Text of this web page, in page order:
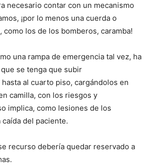
necesario contar con un mecanismo
¡por lo menos una cuerda o
como los de los bomberos, caramba!
una rampa de emergencia tal vez, ha
se tenga que subir
al cuarto piso, cargándolos en
camilla, con los riesgos y
implica, como lesiones de los
del paciente.
recurso debería quedar reservado a